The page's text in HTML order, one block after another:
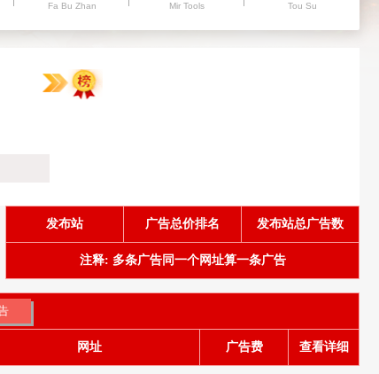
Fa Bu Zhan Mir Tools Tou Su
发布站 广告总价排名 发布站总广告数
注释: 多条广告同一个网址算一条广告
网址 广告费 查看详细